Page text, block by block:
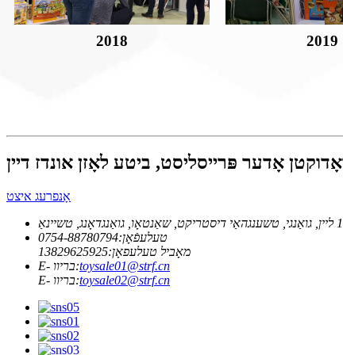
2018 2019
אָנפרעג איצט
טעלעפֿאָן:0754-88780794
מאָביל טעלעפאָן:13829625925
E- בריוו:toysale01@strf.cn
E- בריוו:toysale02@strf.cn